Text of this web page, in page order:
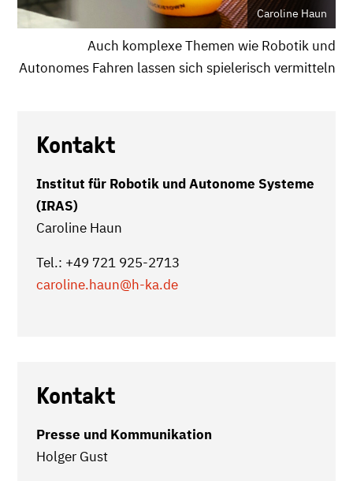
Caroline Haun
Auch komplexe Themen wie Robotik und
Autonomes Fahren lassen sich spielerisch vermitteln
Kontakt
Institut für Robotik und Autonome Systeme
(IRAS)
Caroline Haun
Tel.: +49 721 925-2713
caroline.haun@h-ka.de
Kontakt
Presse und Kommunikation
Holger Gust